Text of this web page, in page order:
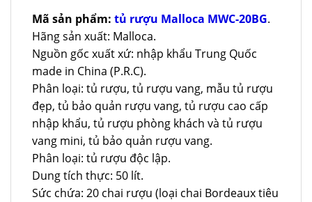
Mã sản phẩm: tủ rượu Malloca MWC-20BG.
Hãng sản xuất: Malloca.
Nguồn gốc xuất xứ: nhập khẩu Trung Quốc
made in China (P.R.C).
Phân loại: tủ rượu, tủ rượu vang, mẫu tủ rượu
đẹp, tủ bảo quản rượu vang, tủ rượu cao cấp
nhập khẩu, tủ rượu phòng khách và tủ rượu
vang mini, tủ bảo quản rượu vang.
Phân loại: tủ rượu độc lập.
Dung tích thực: 50 lít.
Sức chứa: 20 chai rượu (loại chai Bordeaux tiêu